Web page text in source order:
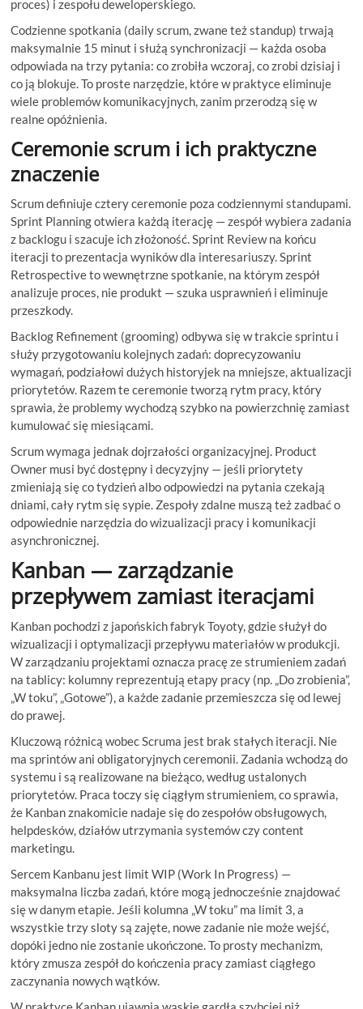
proces) i zespołu deweloperskiego.
Codzienne spotkania (daily scrum, zwane też standup) trwają
maksymalnie 15 minut i służą synchronizacji — każda osoba
odpowiada na trzy pytania: co zrobiła wczoraj, co zrobi dzisiaj i
co ją blokuje. To proste narzędzie, które w praktyce eliminuje
wiele problemów komunikacyjnych, zanim przerodzą się w
realne opóźnienia.
Ceremonie scrum i ich praktyczne
znaczenie
Scrum definiuje cztery ceremonie poza codziennymi standupami.
Sprint Planning otwiera każdą iterację — zespół wybiera zadania
z backlogu i szacuje ich złożoność. Sprint Review na końcu
iteracji to prezentacja wyników dla interesariuszy. Sprint
Retrospective to wewnętrzne spotkanie, na którym zespół
analizuje proces, nie produkt — szuka usprawnień i eliminuje
przeszkody.
Backlog Refinement (grooming) odbywa się w trakcie sprintu i
służy przygotowaniu kolejnych zadań: doprecyzowaniu
wymagań, podziałowi dużych historyjek na mniejsze, aktualizacji
priorytetów. Razem te ceremonie tworzą rytm pracy, który
sprawia, że problemy wychodzą szybko na powierzchnię zamiast
kumulować się miesiącami.
Scrum wymaga jednak dojrzałości organizacyjnej. Product
Owner musi być dostępny i decyzyjny — jeśli priorytety
zmieniają się co tydzień albo odpowiedzi na pytania czekają
dniami, cały rytm się sypie. Zespoły zdalne muszą też zadbać o
odpowiednie narzędzia do wizualizacji pracy i komunikacji
asynchronicznej.
Kanban — zarządzanie
przepływem zamiast iteracjami
Kanban pochodzi z japońskich fabryk Toyoty, gdzie służył do
wizualizacji i optymalizacji przepływu materiałów w produkcji.
W zarządzaniu projektami oznacza pracę ze strumieniem zadań
na tablicy: kolumny reprezentują etapy pracy (np. „Do zrobienia”,
„W toku”, „Gotowe”), a każde zadanie przemieszcza się od lewej
do prawej.
Kluczową różnicą wobec Scruma jest brak stałych iteracji. Nie
ma sprintów ani obligatoryjnych ceremonii. Zadania wchodzą do
systemu i są realizowane na bieżąco, według ustalonych
priorytetów. Praca toczy się ciągłym strumieniem, co sprawia,
że Kanban znakomicie nadaje się do zespołów obsługowych,
helpdesków, działów utrzymania systemów czy content
marketingu.
Sercem Kanbanu jest limit WIP (Work In Progress) —
maksymalna liczba zadań, które mogą jednocześnie znajdować
się w danym etapie. Jeśli kolumna „W toku” ma limit 3, a
wszystkie trzy sloty są zajęte, nowe zadanie nie może wejść,
dopóki jedno nie zostanie ukończone. To prosty mechanizm,
który zmusza zespół do kończenia pracy zamiast ciągłego
zaczynania nowych wątków.